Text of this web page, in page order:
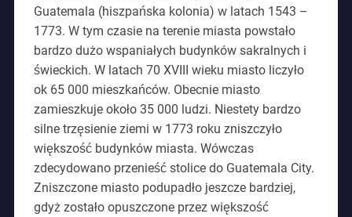
Guatemala (hiszpańska kolonia) w latach 1543 –
1773. W tym czasie na terenie miasta powstało
bardzo dużo wspaniałych budynków sakralnych i
świeckich. W latach 70 XVIII wieku miasto liczyło
ok 65 000 mieszkańców. Obecnie miasto
zamieszkuje około 35 000 ludzi. Niestety bardzo
silne trzęsienie ziemi w 1773 roku zniszczyło
większość budynków miasta. Wówczas
zdecydowano przenieść stolice do Guatemala City.
Zniszczone miasto podupadło jeszcze bardziej,
gdyż zostało opuszczone przez większość